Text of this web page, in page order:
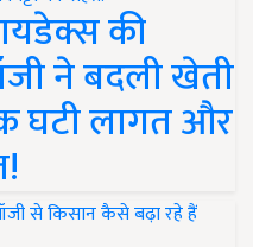
की
ने बदली खेती
घटी लागत और